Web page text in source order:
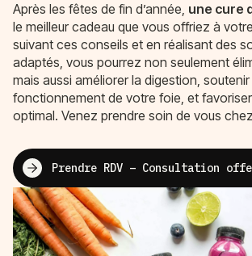
Après les fêtes de fin d’année, une cure
le meilleur cadeau que vous offriez à
suivant ces conseils et en réalisant des
adaptés, vous pourrez non seulement
mais aussi améliorer la digestion,
fonctionnement de votre foie, et
optimal. Venez prendre soin de vous
Prendre RDV – Consultation